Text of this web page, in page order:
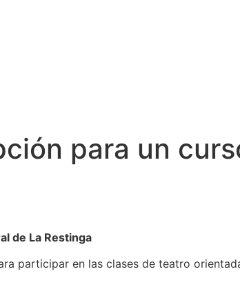
para un
de La Restinga
participar en las clases de teatro